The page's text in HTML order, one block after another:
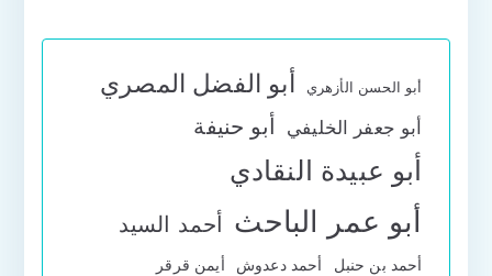
أبو الحسن الأزهري أبو الفضل المصري
أبو جعفر الخليفي أبو حنيفة
أبو عبيدة النقادي
أبو عمر الباحث أحمد السيد
أحمد بن حنبل أحمد دعدوش أيمن قرقر